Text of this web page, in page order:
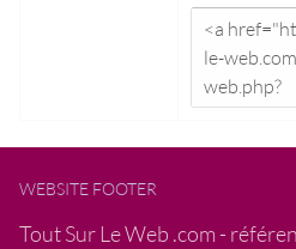
WEBSITE FOOTER
Tout Sur Le Web .com -